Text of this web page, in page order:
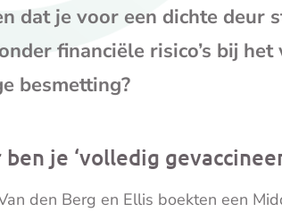
dat je voor een dichte deur
financiële risico’s bij
besmetting?
je ‘volledig
den Berg en Ellis boekten een